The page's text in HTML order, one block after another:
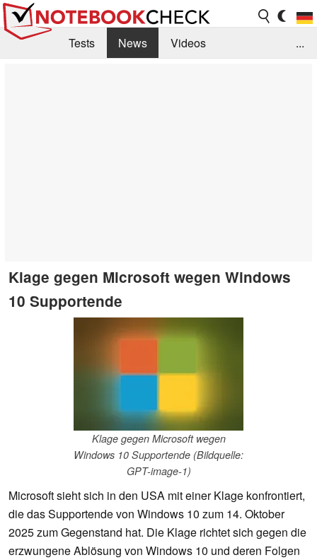
Tests News
Videos
...
Klage gegen Microsoft wegen Windows
10 Supportende
Klage gegen Microsoft wegen
Windows 10 Supportende (Bildquelle:
GPT-image-1)
Microsoft sieht sich in den USA mit einer Klage konfrontiert,
die das Supportende von Windows 10 zum 14. Oktober
2025 zum Gegenstand hat. Die Klage richtet sich gegen die
erzwungene Ablösung von Windows 10 und deren Folgen